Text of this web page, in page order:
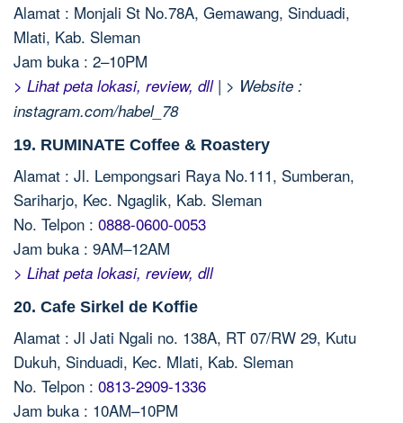
Alamat : Monjali St No.78A, Gemawang, Sinduadi,
Mlati, Kab. Sleman
Jam buka : 2–10PM
> Lihat peta lokasi, review, dll| > Website :
instagram.com/habel_78
19. RUMINATE Coffee & Roastery
Alamat : Jl. Lempongsari Raya No.111, Sumberan,
Sariharjo, Kec. Ngaglik, Kab. Sleman
No. Telpon : 0888-0600-0053
Jam buka : 9AM–12AM
> Lihat peta lokasi, review, dll
20. Cafe Sirkel de Koffie
Alamat : Jl Jati Ngali no. 138A, RT 07/RW 29, Kutu
Dukuh, Sinduadi, Kec. Mlati, Kab. Sleman
No. Telpon : 0813-2909-1336
Jam buka : 10AM–10PM